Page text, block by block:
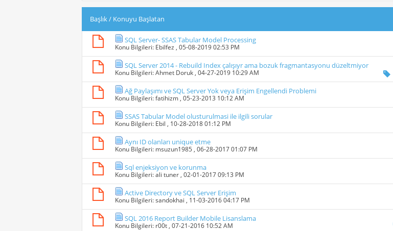
Başlık/ Konuyu Başlatan
SQL Server- SSAS Tabular Model Processing
Konu Bilgileri: Ebilfez , 05-08-2019 02:53 PM
SQL Server 2014 - Rebuild Index çalışıyr ama bozuk fragmantasyonu düzeltmiyor
Konu Bilgileri:Ahmet Doruk , 04-27-2019 10:29 AM
Ağ Paylaşımı ve SQL Server Yok veya Erişim Engellendi Problemi
Konu Bilgileri:fatihizm , 05-23-2013 10:12 AM
SSAS Tabular Model olusturulmasi ile ilgili sorular
Konu Bilgileri: Ebil , 10-28-2018 01:12 PM
Aynı ID olanları unique etme
Konu Bilgileri: msuzun1985 , 06-28-2017 01:07 PM
Sql enjeksiyon ve korunma
Konu Bilgileri:ali tuner , 02-01-2017 09:13 PM
Active Directory ve SQL Server Erişim
Konu Bilgileri:sandokhai , 11-03-2016 04:17 PM
SQL 2016 Report Builder Mobile Lisanslama
Konu Bilgileri: r00t , 07-21-2016 10:52 AM